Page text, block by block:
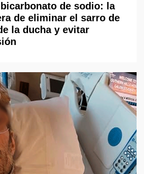
de sodio: la
de eliminar el sarro de
la ducha y evitar